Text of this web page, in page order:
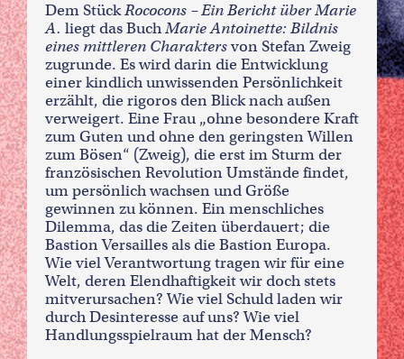
Dem StückRococons – Ein Bericht über Marie
A. liegt das BuchMarie Antoinette: Bildnis
eines mittleren Charaktersvon Stefan Zweig
zugrunde. Es wird darin die Entwicklung
einer kindlich unwissenden Persönlichkeit
erzählt, die rigoros den Blick nach außen
verweigert. Eine Frau „ohne besondere Kraft
zum Guten und ohne den geringsten Willen
zum Bösen“ (Zweig), die erst im Sturm der
französischen Revolution Umstände findet,
um persönlich wachsen und Größe
gewinnen zu können. Ein menschliches
Dilemma, das die Zeiten überdauert; die
Bastion Versailles als die Bastion Europa.
Wie viel Verantwortung tragen wir für eine
Welt, deren Elendhaftigkeit wir doch stets
mitverursachen? Wie viel Schuld laden wir
durch Desinteresse auf uns? Wie viel
Handlungsspielraum hat der Mensch?